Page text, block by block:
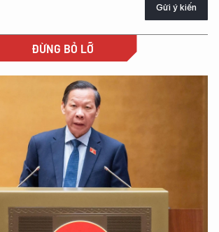
Gửi ý kiến
ĐỪNG BỎ LỠ